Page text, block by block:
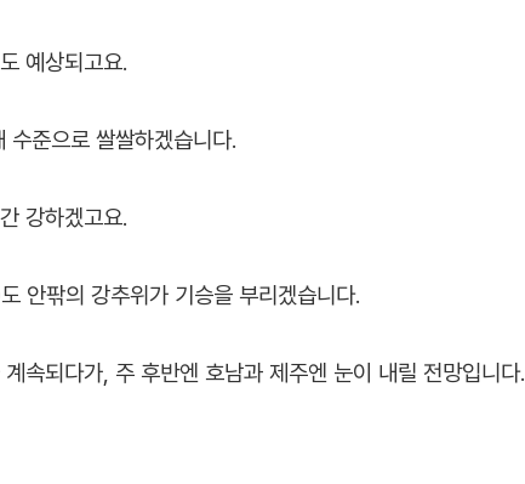
예상되고요.
수준으로 쌀쌀하겠습니다.
강하겠고요.
안팎의 강추위가 기승을 부리겠습니다.
속되다가, 주 후반엔 호남과 제주엔 눈이 내릴 전망입니다.